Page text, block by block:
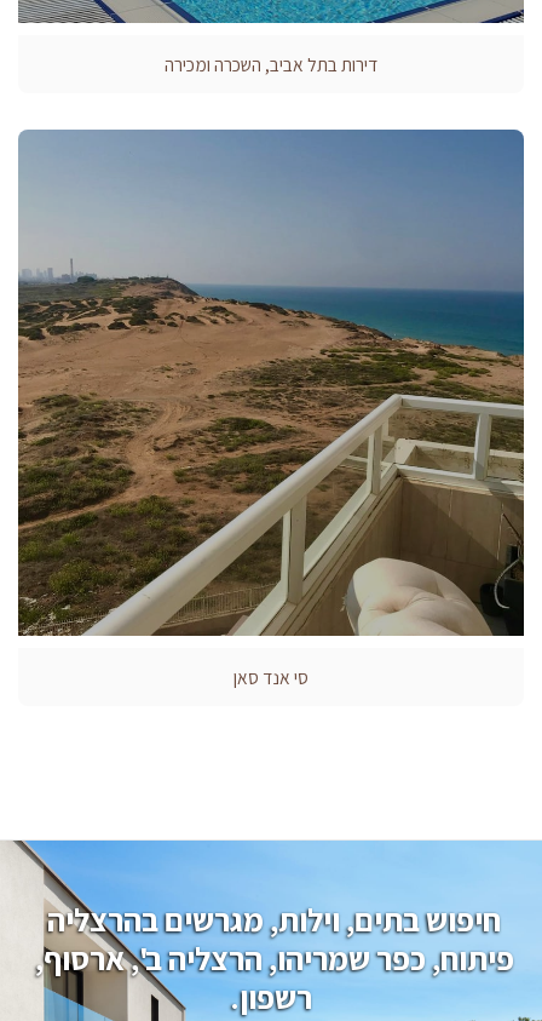
דירות בתל אביב, השכרה ומכירה
סי אנד סאן
חיפוש בתים, וילות, מגרשים בהרצליה
פיתוח, כפר שמריהו, הרצליה ב', ארסוף,
רשפון.